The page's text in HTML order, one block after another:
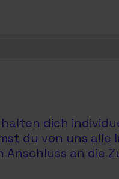
dich
du von uns alle
Anschluss an die